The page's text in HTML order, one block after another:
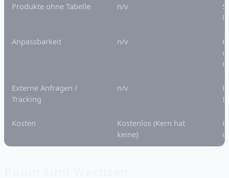
Produkte ohne Tabelle n/v
Anpassbarkeit n/v
Externe Anfragen /
Tracking
n/v
Kosten
Kostenlos (Kern hat
keine)